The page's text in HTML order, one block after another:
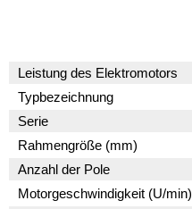
Leistung des Elektromotors
Typbezeichnung
Serie
Rahmengröße (mm)
Anzahl der Pole
Motorgeschwindigkeit (U/min)